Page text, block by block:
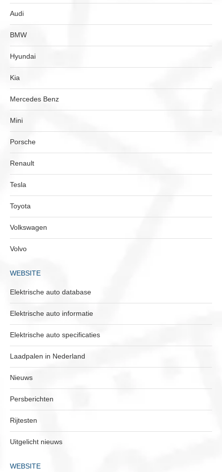
Audi
BMW
Hyundai
Kia
Mercedes Benz
Mini
Porsche
Renault
Tesla
Toyota
Volkswagen
Volvo
WEBSITE
Elektrische auto database
Elektrische auto informatie
Elektrische auto specificaties
Laadpalen in Nederland
Nieuws
Persberichten
Rijtesten
Uitgelicht nieuws
WEBSITE